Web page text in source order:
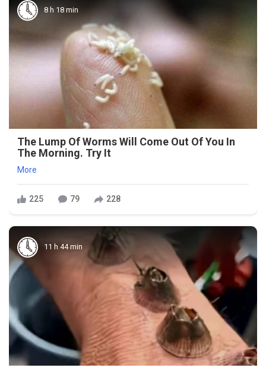
8 h 18 min
The Lump Of Worms Will Come Out Of You In
The Morning. Try It
More
225 79 228
11 h 44 min